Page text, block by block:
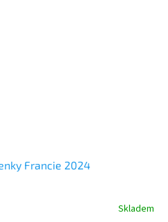
Francie 2024
Skladem